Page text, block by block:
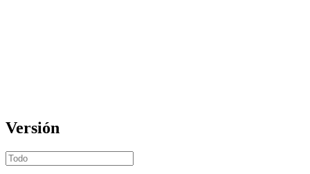
Versión